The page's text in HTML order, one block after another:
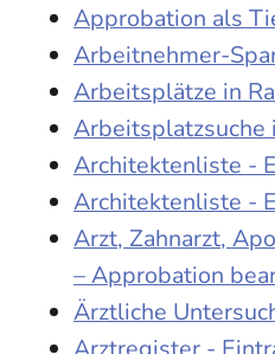
Approbation als
Arbeitnehmer-
Arbeitsplätze in
Arbeitsplatzsuche
Architektenliste -
Architektenliste -
Arzt, Zahnarzt,
– Approbation
Ärztliche